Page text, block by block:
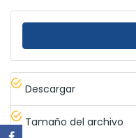
Descargar
Tamaño del archivo